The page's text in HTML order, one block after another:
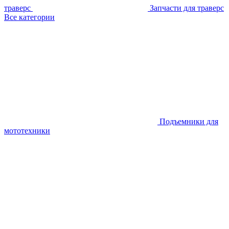
траверс
Запчасти для траверс
Все категории
Подъемники для
мототехники